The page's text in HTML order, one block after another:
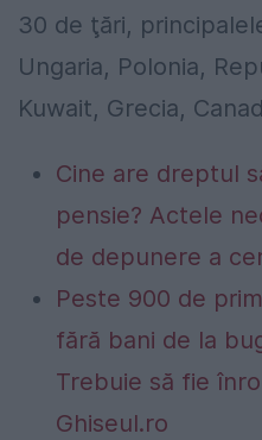
30 de ţări,
Ungaria, Polonia,
Kuwait, Grecia,
Cine are dreptul
pensie? Actele
de depunere a
Peste 900 de
fără bani de la
Trebuie să fie
Ghiseul.ro